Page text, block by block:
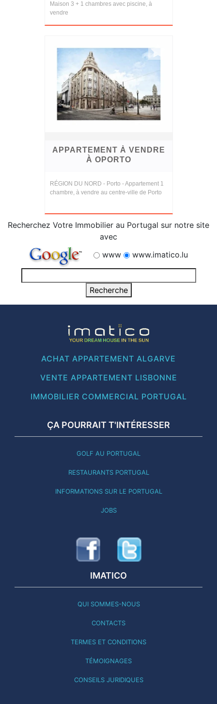
Maison 3 + 1 chambres avec piscine, à
vendre
APPARTEMENT À VENDRE
À OPORTO
RÉGION DU NORD - Porto - Appartement 1
chambre, à vendre au centre-ville de Porto
Recherchez Votre Immobilier au Portugal sur notre site
avec
www
www.imatico.lu
ACHAT APPARTEMENT ALGARVE
VENTE APPARTEMENT LISBONNE
IMMOBILIER COMMERCIAL PORTUGAL
ÇA POURRAIT T'INTÉRESSER
GOLF AU PORTUGAL
RESTAURANTS PORTUGAL
INFORMATIONS SUR LE PORTUGAL
JOBS
IMATICO
QUI SOMMES-NOUS
CONTACTS
TERMES ET CONDITIONS
TÉMOIGNAGES
CONSEILS JURIDIQUES